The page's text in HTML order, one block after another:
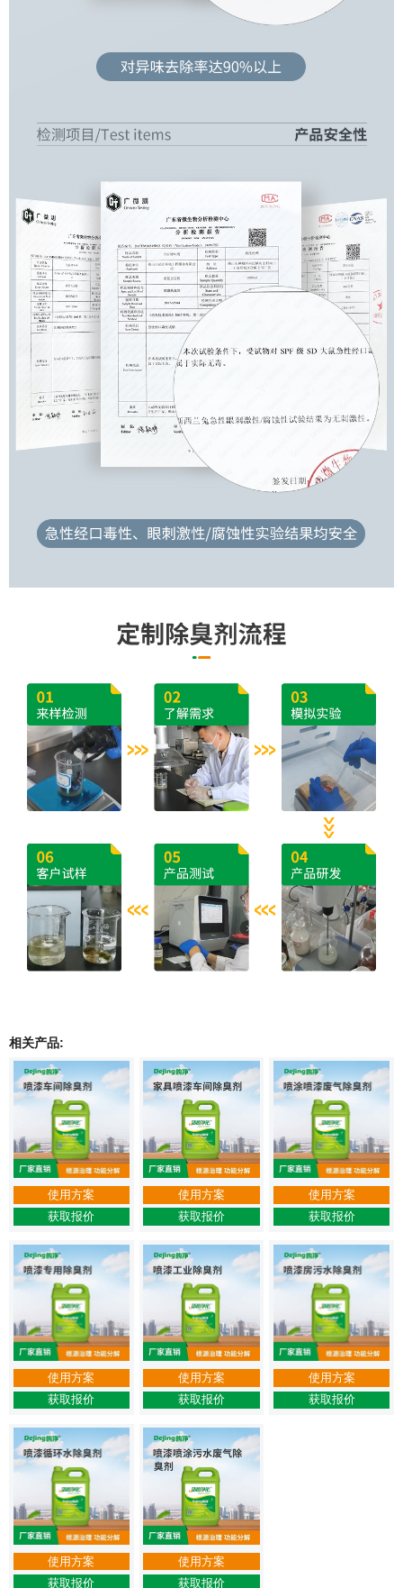
相关产品:
使用方案
获取报价
使用方案
获取报价
使用方案
获取报价
使用方案
获取报价
使用方案
获取报价
使用方案
获取报价
使用方案
获取报价
使用方案
获取报价